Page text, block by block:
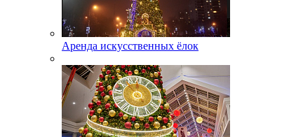
Аренда искусственных ёлок